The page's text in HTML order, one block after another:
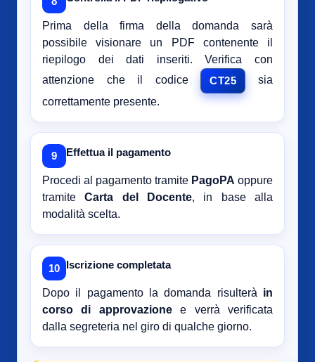
Prima della firma della domanda sarà
possibile visionare un PDF contenente il
riepilogo dei dati inseriti. Verifica con
attenzione che il codice
CT25
sia
correttamente presente.
9 Effettua il pagamento
Procedi al pagamento tramite PagoPA oppure
tramiteCarta del Docente, in base alla
modalità scelta.
10 Iscrizione completata
Dopo il pagamento la domanda risulterà in
corso di approvazionee verrà verificata
dalla segreteria nel giro di qualche giorno.